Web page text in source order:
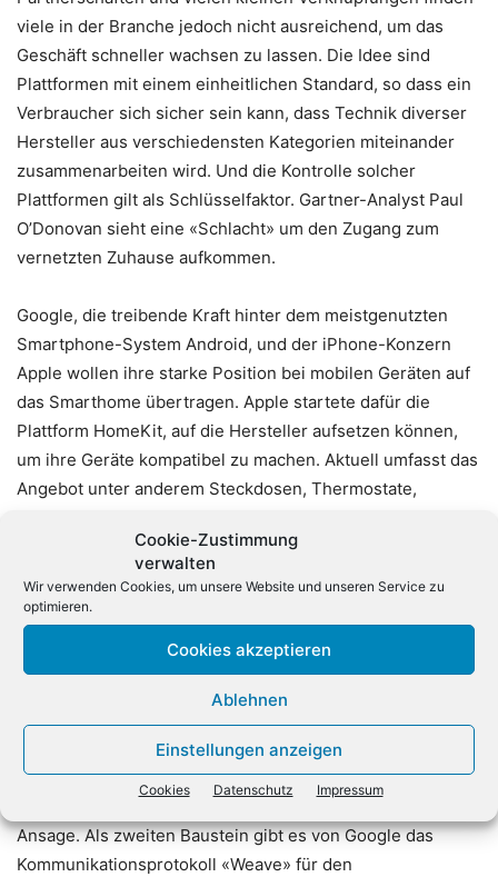
Cookie-Zustimmung
verwalten
Wir verwenden Cookies, um unsere Website und unseren Service zu
optimieren.
Cookies akzeptieren
Ablehnen
Einstellungen anzeigen
Cookies Datenschutz Impressum
viele in der Branche jedoch nicht ausreichend, um das
Geschäft schneller wachsen zu lassen. Die Idee sind
Plattformen mit einem einheitlichen Standard, so dass ein
Verbraucher sich sicher sein kann, dass Technik diverser
Hersteller aus verschiedensten Kategorien miteinander
zusammenarbeiten wird. Und die Kontrolle solcher
Plattformen gilt als Schlüsselfaktor. Gartner-Analyst Paul
O’Donovan sieht eine «Schlacht» um den Zugang zum
vernetzten Zuhause aufkommen.
Google, die treibende Kraft hinter dem meistgenutzten
Smartphone-System Android, und der iPhone-Konzern
Apple wollen ihre starke Position bei mobilen Geräten auf
das Smarthome übertragen. Apple startete dafür die
Plattform HomeKit, auf die Hersteller aufsetzen können,
um ihre Geräte kompatibel zu machen. Aktuell umfasst das
Angebot unter anderem Steckdosen, Thermostate,
stelle Apple hohe Anforderungen an die Hardware, unter
anderem was die abgesicherte Datenübermittlung betrifft,
sagt ein Brancheninsider. Das schränke den Kreis der
beteiligten Firmen ein, weil nicht alle entsprechende
Kosten zu tragen bereit seien. Google geht noch einen
Schritt weiter. Der Internet-Konzern stellte Ende Mai ein
eigenes Betriebssystem für vernetzte Haustechnik vor.
«Brillo» ist eine verschlankte Version von Android, die
auch auf schlichter Technik laufen soll. «Brillo weitet die
Ansage. Als zweiten Baustein gibt es von Google das
Kommunikationsprotokoll «Weave» für den